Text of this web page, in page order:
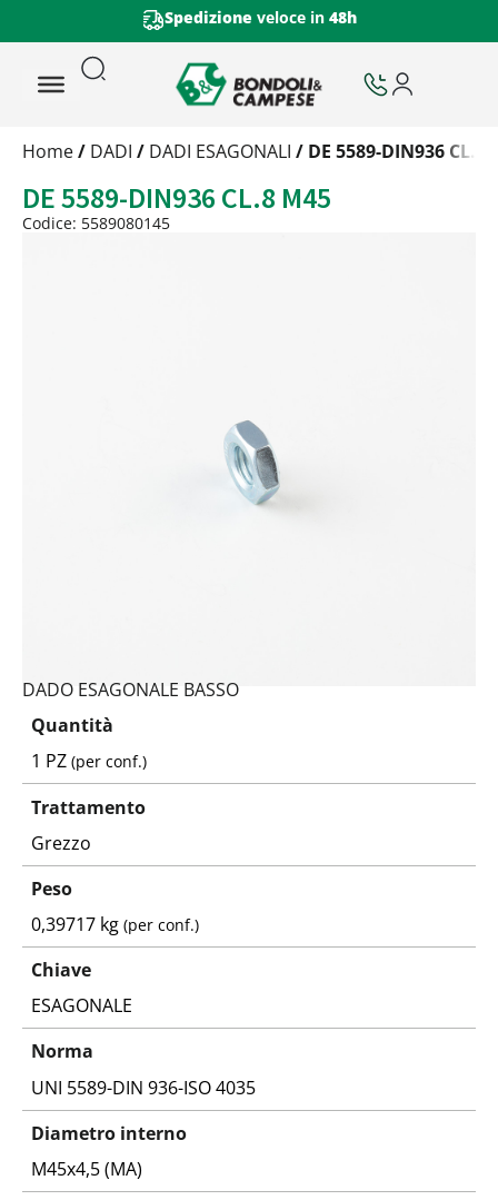
Spedizione veloce in 48h
Trattamento
Peso
Quantità
Home/ DADI / DADI ESAGONALI / DE 5589-DIN936 CL.8
DE 5589-DIN936 CL.8 M45
Codice: 5589080145
DADO ESAGONALE BASSO
Quantità
1 PZ(per conf.)
Trattamento
Grezzo
Peso
0,39717 kg(per conf.)
Chiave
ESAGONALE
Norma
UNI 5589-DIN 936-ISO 4035
Diametro interno
M45x4,5 (MA)